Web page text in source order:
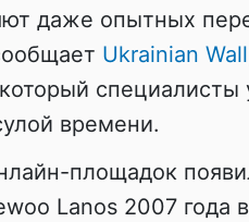
даже опытных
Ukrainian Wall
специалисты
времени.
площадок
Lanos 2007 года